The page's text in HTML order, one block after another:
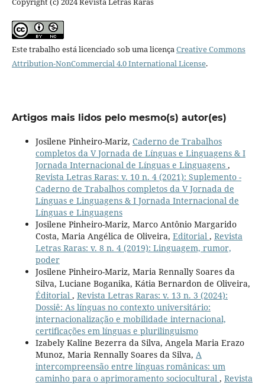
Este trabalho está licenciado sob uma licençaCreative Commons
Attribution-NonCommercial 4.0 International License.
Artigos mais lidos pelo mesmo(s) autor(es)
Josilene Pinheiro-Mariz, Caderno de Trabalhos
completos da V Jornada de Línguas e Linguagens & I
Jornada Internacional de Línguas e Linguagens ,
Revista Letras Raras: v. 10 n. 4 (2021): Suplemento -
Caderno de Trabalhos completos da V Jornada de
Línguas e Linguagens & I Jornada Internacional de
Línguas e Linguagens
Josilene Pinheiro-Mariz, Marco Antônio Margarido
Costa, Maria Angélica de Oliveira, Editorial , Revista
Letras Raras: v. 8 n. 4 (2019): Linguagem, rumor,
poder
Josilene Pinheiro-Mariz, Maria Rennally Soares da
Silva, Luciane Boganika, Kátia Bernardon de Oliveira,
Éditorial , Revista Letras Raras: v. 13 n. 3 (2024):
Dossiê: As línguas no contexto universitário:
internacionalização e mobilidade internacional,
certificações em línguas e plurilinguismo
Izabely Kaline Bezerra da Silva, Angela Maria Erazo
Munoz, Maria Rennally Soares da Silva, A
intercompreensão entre línguas românicas: um
caminho para o aprimoramento sociocultural , Revista